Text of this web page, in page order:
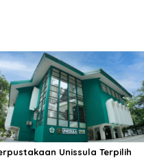
Unissula Terpilih